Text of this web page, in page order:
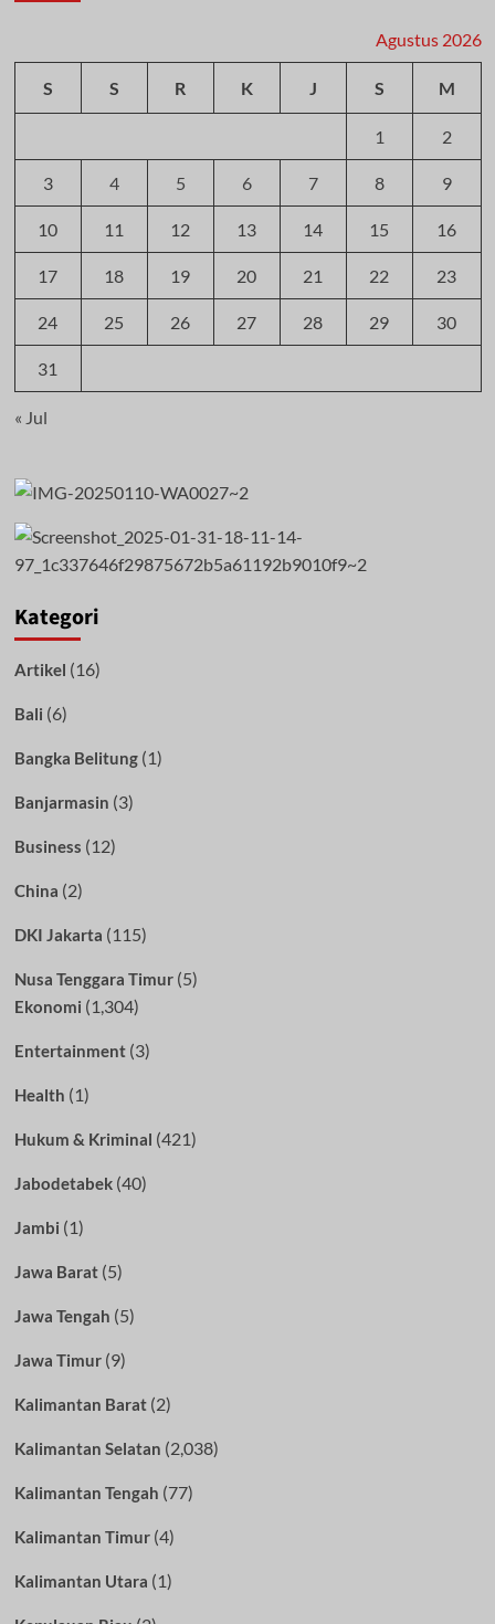
Agustus 2026
S S R K J S M
1 2
3 4 5 6 7 8 9
10 11 12 13 14 15 16
17 18 19 20 21 22 23
24 25 26 27 28 29 30
31
« Jul
Kategori
Artikel (16)
Bali (6)
Bangka Belitung(1)
Banjarmasin (3)
Business (12)
China (2)
DKI Jakarta (115)
Nusa Tenggara Timur(5)
Ekonomi (1,304)
Entertainment(3)
Health (1)
Hukum & Kriminal (421)
Jabodetabek(40)
Jambi (1)
Jawa Barat(5)
Jawa Tengah (5)
Jawa Timur(9)
Kalimantan Barat(2)
Kalimantan Selatan (2,038)
Kalimantan Tengah (77)
Kalimantan Timur(4)
Kalimantan Utara (1)